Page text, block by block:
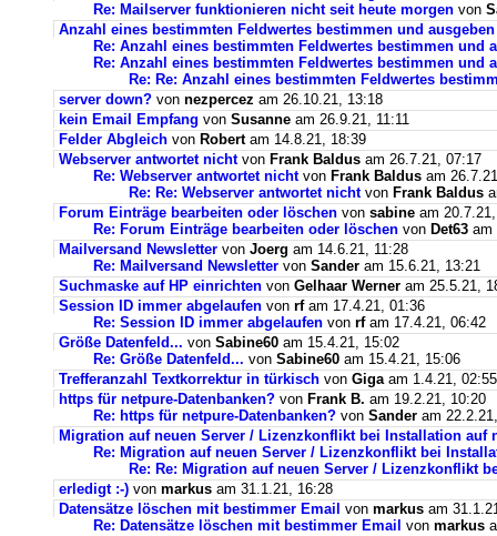
Re: Mailserver funktionieren nicht seit heute morgen von
Anzahl eines bestimmten Feldwertes bestimmen und ausgeben
Re: Anzahl eines bestimmten Feldwertes bestimmen und
Re: Anzahl eines bestimmten Feldwertes bestimmen und
Re: Re: Anzahl eines bestimmten Feldwertes
server down? von nezpercez am 26.10.21, 13:18
kein Email Empfang von Susanne am 26.9.21, 11:11
Felder Abgleich von Robertam 14.8.21, 18:39
Webserver antwortet nichtvon Frank Baldus am 26.7.21, 07:17
Re: Webserver antwortet nichtvon Frank Baldus am
Re: Re: Webserver antwortet nichtvon Frank Baldus
Forum Einträge bearbeiten oder löschen von sabine am
Re: Forum Einträge bearbeiten oder löschen von Det63 am
Mailversand Newsletter von Joerg am 14.6.21, 11:28
Re: Mailversand Newsletter von Sander am 15.6.21, 13:21
Suchmaske auf HP einrichten von Gelhaar Werner am 25.5.21,
Session ID immer abgelaufen von rfam 17.4.21, 01:36
Re: Session ID immer abgelaufen von rfam 17.4.21, 06:42
Größe Datenfeld... von Sabine60 am 15.4.21, 15:02
Re: Größe Datenfeld... von Sabine60 am 15.4.21, 15:06
Trefferanzahl Textkorrektur in türkisch von Gigaam 1.4.21, 02:55
https für netpure-Datenbanken? von Frank B. am 19.2.21, 10:20
Re: https für netpure-Datenbanken? von Sander am
Migration auf neuen Server / Lizenzkonflikt bei Installation auf
Re: Migration auf neuen Server / Lizenzkonflikt bei
Re: Re: Migration auf neuen Server / Lizenzkonflikt
erledigt :-) von markus am 31.1.21, 16:28
Datensätze löschen mit bestimmer Email von markus am
Re: Datensätze löschen mit bestimmer Email von markus